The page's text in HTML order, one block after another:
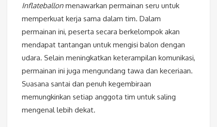
Inflateballon menawarkan permainan seru untuk
memperkuat kerja sama dalam tim. Dalam
permainan ini, peserta secara berkelompok akan
mendapat tantangan untuk mengisi balon dengan
udara. Selain meningkatkan keterampilan komunikasi,
permainan ini juga mengundang tawa dan keceriaan.
Suasana santai dan penuh kegembiraan
memungkinkan setiap anggota tim untuk saling
mengenal lebih dekat.